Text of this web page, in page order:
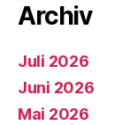
Archiv
Juli 2026
Juni 2026
Mai 2026